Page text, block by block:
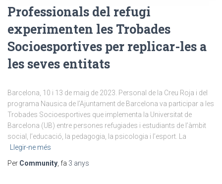
Professionals del refugi
experimenten les Trobades
Socioesportives per replicar-les a
les seves entitats
Barcelona, 10 i 13 de maig de 2023. Personal de la Creu Roja i del
programa Nausica de l’Ajuntament de Barcelona va participar a les
Trobades Socioesportives que implementa la Universitat de
Barcelona (UB) entre persones refugiades i estudiants de l’àmbit
social, l’educació, la pedagogia, la psicologia i l’esport. La
Llegir-ne més
Per Community , fa 3 anys